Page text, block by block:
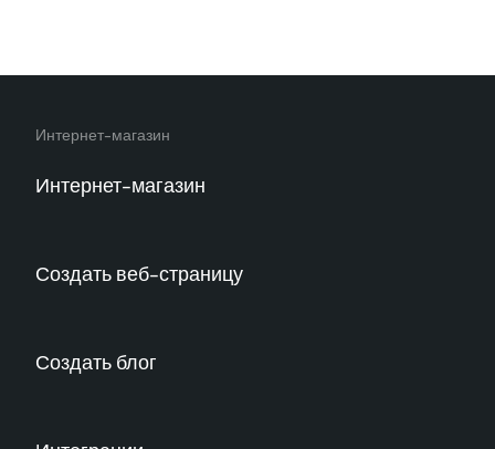
Интернет-магазин
Интернет-магазин
Создать веб-страницу
Создать блог